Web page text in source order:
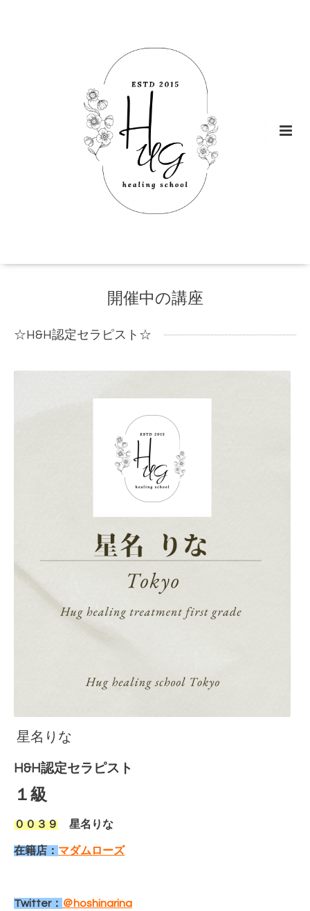
開催中の講座
☆H&H認定セラピスト☆
星名りな
H&H認定セラピスト
１ 級
００３９ 星名りな
在籍店： マダムローズ
Twitter： ＠hoshinarina